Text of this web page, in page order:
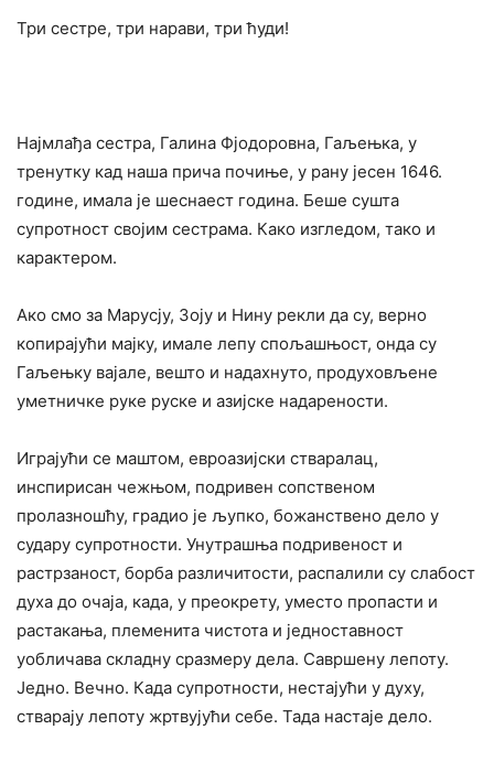
Три сестре, три нарави, три ћуди!
Најмлађа сестра, Галина Фјодоровна, Гаљењка, у
тренутку кад наша прича почиње, у рану јесен 1646.
године, имала је шеснаест година. Беше сушта
супротност својим сестрама. Како изгледом, тако и
карактером.
Ако смо за Марусју, Зоју и Нину рекли да су, верно
копирајући мајку, имале лепу спољашњост, онда су
Гаљењку вајале, вешто и надахнуто, продуховљене
уметничке руке руске и азијске надарености.
Играјући се маштом, евроазијски стваралац,
инспирисан чежњом, подривен сопственом
пролазношћу, градио је љупко, божанствено дело у
судару супротности. Унутрашња подривеност и
растрзаност, борба различитости, распалили су слабост
духа до очаја, када, у преокрету, уместо пропасти и
растакања, племенита чистота и једноставност
уобличава складну сразмеру дела. Савршену лепоту.
Једно. Вечно. Када супротности, нестајући у духу,
стварају лепоту жртвујући себе. Тада настаје дело.